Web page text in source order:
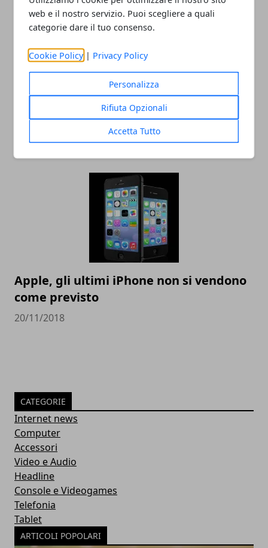
web e il nostro servizio. Puoi scegliere a quali
categorie dare il tuo consenso.
Cookie Policy | Privacy Policy
Personalizza
Rifiuta Opzionali
Accetta Tutto
Apple, vietata la vendita dei vecchi
Apple, gli ultimi iPhone non si vendono
come previsto
20/11/2018
CATEGORIE
Internet news
Computer
Accessori
Video e Audio
Headline
Console e Videogames
Telefonia
Tablet
ARTICOLI POPOLARI